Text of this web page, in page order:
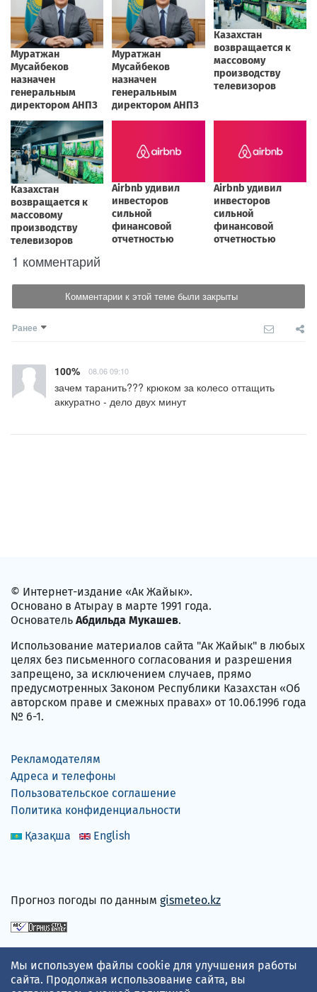
1 комментарий
Комментарии к этой теме были закрыты
Ранее
100% 08.06 09:10
зачем таранить??? крюком за колесо оттащить
аккуратно - дело двух минут
© Интернет-издание «Ак Жайык».
Основано в Атырау в марте 1991 года.
Основатель Абдильда Мукашев.
Использование материалов сайта "Ак Жайык" в любых
целях без письменного согласования и разрешения
запрещено, за исключением случаев, прямо
предусмотренных Законом Республики Казахстан «Об
авторском праве и смежных правах» от 10.06.1996 года
№ 6-1.
Рекламодателям
Адреса и телефоны
Пользовательское соглашение
Политика конфиденциальности
Қазақша
English
Прогноз погоды по данным gismeteo.kz
Принимаем карты
Мы используем файлы cookie для улучшения работы
сайта. Продолжая использование сайта, вы